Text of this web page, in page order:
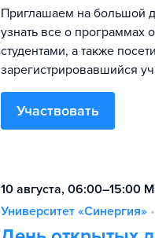
Приглашаем на большой
узнать все о программах
студентами, а также
зарегистрировавшийся
Участвовать
10 августа, 06:00–15:00
Университет «Синергия» •